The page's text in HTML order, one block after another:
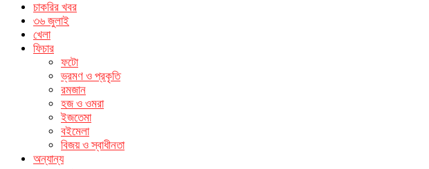
চাকরির খবর
৩৬ জুলাই
খেলা
ফিচার
ফটো
ভ্রমণ ও প্রকৃতি
রমজান
হজ ও ওমরা
ইজতেমা
বইমেলা
বিজয় ও স্বাধীনতা
অন্যান্য